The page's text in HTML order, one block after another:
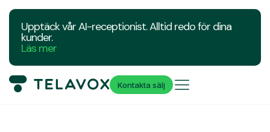
Upptäck vår AI-receptionist. Alltid redo för dina
kunder.
Läs mer
Kontakta sälj